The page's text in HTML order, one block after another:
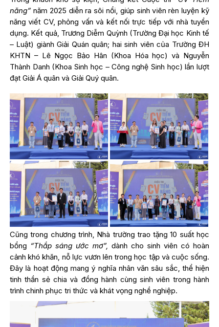
năng” năm 2025 diễn ra sôi nổi, giúp sinh viên rèn luyện kỹ
năng viết CV, phỏng vấn và kết nối trực tiếp với nhà tuyển
dụng. Kết quả, Trương Diễm Quỳnh (Trường Đại học Kinh tế
– Luật) giành Giải Quán quân; hai sinh viên của Trường ĐH
KHTN – Lê Ngọc Bảo Hân (Khoa Hóa học) và Nguyễn
Thành Danh (Khoa Sinh học – Công nghệ Sinh học) lần lượt
đạt Giải Á quân và Giải Quý quân.
Cũng trong chương trình, Nhà trường trao tặng 10 suất học
bổng “Thắp sáng ước mơ”, dành cho sinh viên có hoàn
cảnh khó khăn, nỗ lực vươn lên trong học tập và cuộc sống.
Đây là hoạt động mang ý nghĩa nhân văn sâu sắc, thể hiện
tinh thần sẻ chia và đồng hành cùng sinh viên trong hành
trình chinh phục tri thức và khát vọng nghề nghiệp.